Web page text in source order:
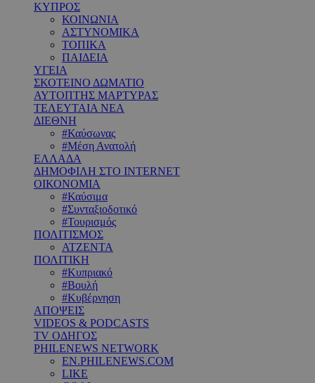
ΚΥΠΡΟΣ
ΚΟΙΝΩΝΙΑ
ΑΣΤΥΝΟΜΙΚΑ
ΤΟΠΙΚΑ
ΠΑΙΔΕΙΑ
ΥΓΕΙΑ
ΣΚΟΤΕΙΝΟ ΔΩΜΑΤΙΟ
ΑΥΤΟΠΤΗΣ ΜΑΡΤΥΡΑΣ
ΤΕΛΕΥΤΑΙΑ ΝΕΑ
ΔΙΕΘΝΗ
#Καύσωνας
#Μέση Ανατολή
ΕΛΛΑΔΑ
ΔΗΜΟΦΙΛΗ ΣΤΟ INTERNET
ΟΙΚΟΝΟΜΙΑ
#Καύσιμα
#Συνταξιοδοτικό
#Τουρισμός
ΠΟΛΙΤΙΣΜΟΣ
ΑΤΖΕΝΤΑ
ΠΟΛΙΤΙΚΗ
#Κυπριακό
#Βουλή
#Κυβέρνηση
ΑΠΟΨΕΙΣ
VIDEOS & PODCASTS
TV ΟΔΗΓΟΣ
PHILENEWS NETWORK
EN.PHILENEWS.COM
LIKE